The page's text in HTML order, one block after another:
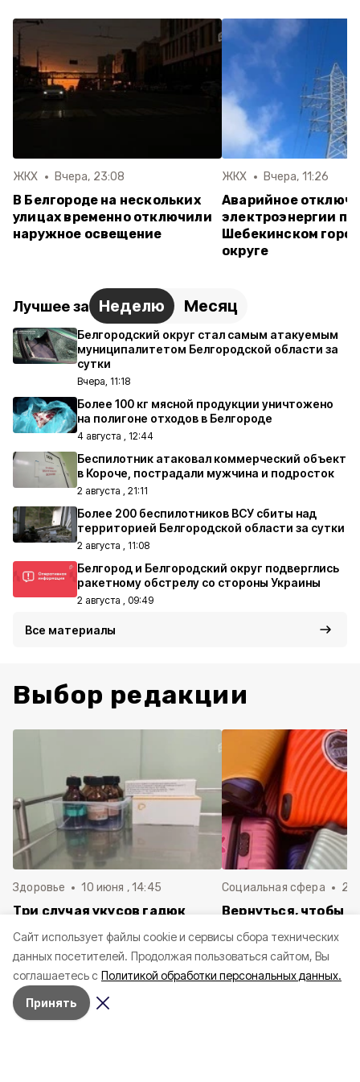
Cайт использует файлы cookie и сервисы сбора технических
данных посетителей. Продолжая пользоваться сайтом, Вы
соглашаетесь с Политикой обработки персональных данных.
Принять
ЖКХ Вчера, 23:08
В Белгороде на нескольких
улицах временно отключили
наружное освещение
ЖКХ Вчера, 11:26
Аварийное
электроэнергии
Шебекинском
округе
Лучшее за Неделю Месяц
Белгородский округ стал самым атакуемым
муниципалитетом Белгородской области за
сутки
Вчера, 11:18
Более 100 кг мясной продукции уничтожено
на полигоне отходов в Белгороде
4 августа , 12:44
Беспилотник атаковал коммерческий объект
в Короче, пострадали мужчина и подросток
2 августа , 21:11
Более 200 беспилотников ВСУ сбиты над
территорией Белгородской области за сутки
2 августа , 11:08
Белгород и Белгородский округ подверглись
ракетному обстрелу со стороны Украины
2 августа , 09:49
Все материалы
Выбор редакции
Здоровье 10 июня , 14:45
Три случая укусов гадюк
Белгородской области с
начала года
Социальная сфера 20
Вернуться, чтобы
в Белгородскую
пять лет